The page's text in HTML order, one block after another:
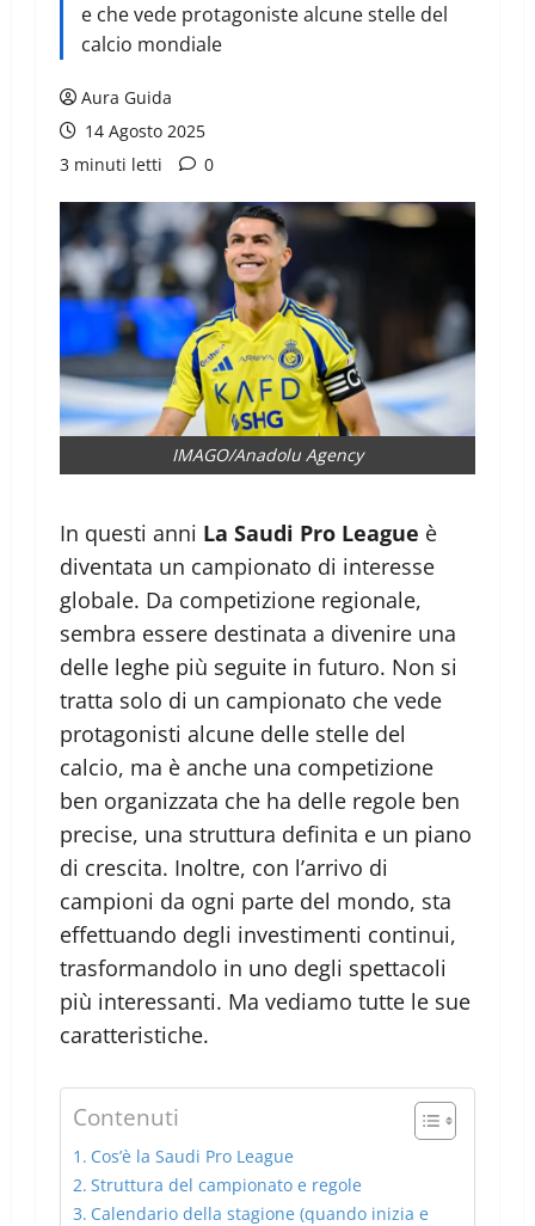
e che vede protagoniste alcune stelle del
calcio mondiale
Aura Guida
14 Agosto 2025
3 minuti letti
0
IMAGO/Anadolu Agency
In questi anni La Saudi Pro League è
diventata un campionato di interesse
globale. Da competizione regionale,
sembra essere destinata a divenire una
delle leghe più seguite in futuro. Non si
tratta solo di un campionato che vede
protagonisti alcune delle stelle del
calcio, ma è anche una competizione
ben organizzata che ha delle regole ben
precise, una struttura definita e un piano
di crescita. Inoltre, con l’arrivo di
campioni da ogni parte del mondo, sta
effettuando degli investimenti continui,
trasformandolo in uno degli spettacoli
più interessanti. Ma vediamo tutte le sue
caratteristiche.
Contenuti
Cos’è la Saudi Pro League
Struttura del campionato e regole
Calendario della stagione (quando inizia e